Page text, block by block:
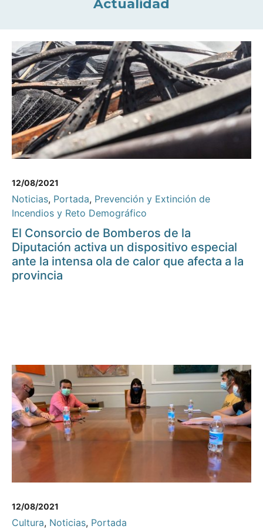
Actualidad
12/08/2021
Noticias, Portada, Prevención y Extinción de
Incendios y Reto Demográfico
El Consorcio de Bomberos de la
Diputación activa un dispositivo especial
ante la intensa ola de calor que afecta a la
provincia
12/08/2021
Cultura, Noticias, Portada